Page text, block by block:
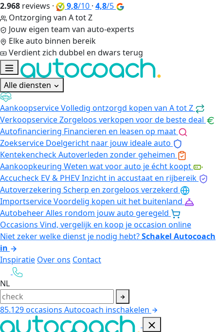
2.968 reviews · 9,8/10 · 4,8/5
Ontzorging van A tot Z
Jouw eigen team van auto-experts
Elke auto binnen bereik
Verdient zich dubbel en dwars terug
Alle diensten
AankoopserviceVolledig ontzorgd kopen van A tot Z
VerkoopserviceZorgeloos verkopen voor de beste deal
Autofinanciering Financieren en leasen op maat
Zoekservice Doelgericht naar jouw ideale auto
KentekencheckAutoverleden zonder geheimen
Aankoopkeuring Weten wat voor auto je écht koopt
Accucheck EV & PHEVInzicht in accustaat en rijbereik
Autoverzekering Scherp en zorgeloos verzekerd
ImportserviceVoordelig kopen uit het buitenland
AutobeheerAlles rondom jouw auto geregeld
Occasions Vind, vergelijk en koop je occasion online
Niet zeker welke dienst je nodig hebt?Schakel Autocoach
in
Inspiratie Over ons Contact
NL
85.129occasions Autocoach inschakelen